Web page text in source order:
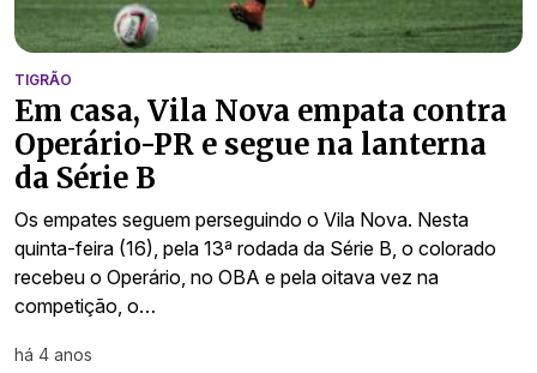
TIGRÃO
Em casa, Vila Nova empata contra
Operário-PR e segue na lanterna
da Série B
Os empates seguem perseguindo o Vila Nova. Nesta
quinta-feira (16), pela 13ª rodada da Série B, o colorado
recebeu o Operário, no OBA e pela oitava vez na
competição, o…
há 4 anos